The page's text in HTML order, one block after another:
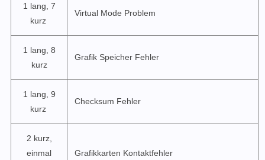
1 lang, 7
kurz
Virtual Mode Problem
1 lang, 8
kurz
Grafik Speicher Fehler
1 lang, 9
kurz
Checksum Fehler
2 kurz,
einmal
Grafikkarten Kontaktfehler